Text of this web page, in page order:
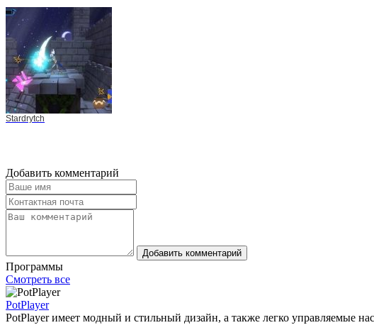
Stardrytch
Добавить комментарий
Добавить комментарий
Программы
Смотреть все
PotPlayer
PotPlayer имеет модный и стильный дизайн, а также легко управляемые